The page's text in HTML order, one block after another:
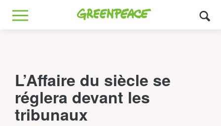
Greenpeace
MENU
L’Affaire du siècle se
réglera devant les
tribunaux